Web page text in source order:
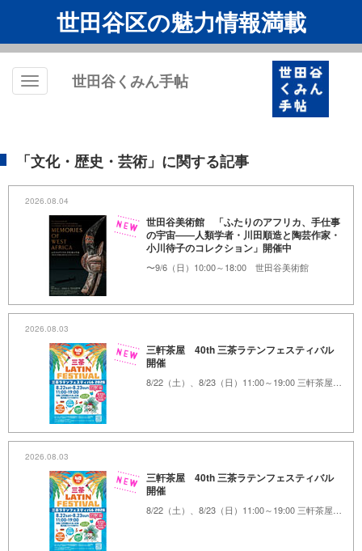
世田谷区の魅力情報満載
Toggle
世田谷くみん手帖
「文化・歴史・芸術」に関する記事
2026.08.04
世田谷美術館 「ふたりのアフリカ、手仕事
の宇宙――人類学者・川田順造と陶芸作家・
小川待子のコレクション」開催中
〜9/6（日）10:00～18:00 世田谷美術館
2026.08.03
三軒茶屋 40th 三茶ラテンフェスティバル
開催
2026.08.03
三軒茶屋 40th 三茶ラテンフェスティバル
開催